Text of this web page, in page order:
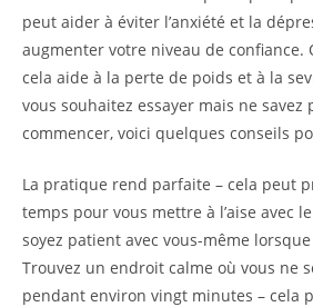
peut aider à éviter l’anxiété et la
augmenter votre niveau de confiance.
cela aide à la perte de poids et à la
vous souhaitez essayer mais ne savez
commencer, voici quelques conseils
La pratique rend parfaite – cela peut
temps pour vous mettre à l’aise avec
soyez patient avec vous-même
Trouvez un endroit calme où vous ne
pendant environ vingt minutes – cela